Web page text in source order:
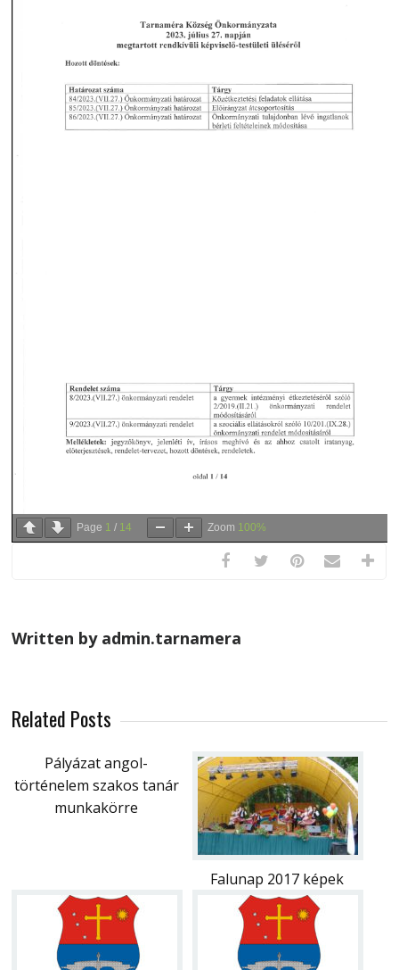
Page 1 / 14 Zoom 100%
Written by admin.tarnamera
Related Posts
Pályázat angol-
történelem szakos tanár
munkakörre
Falunap 2017 képek